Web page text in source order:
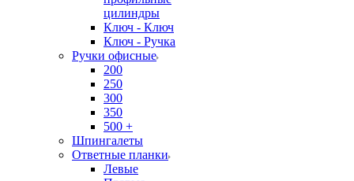
цилиндры
Ключ - Ключ
Ключ - Ручка
Ручки офисные
200
250
300
350
500 +
Шпингалеты
Ответные планки
Левые